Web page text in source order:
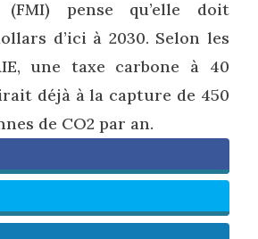
pense qu’elle doit
d’ici à 2030. Selon les
une taxe carbone à 40
déjà à la capture de 450
de CO2 par an.